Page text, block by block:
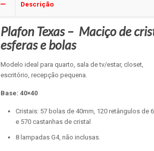
Descrição
Plafon Texas – Maciço de
esferas e bolas
Modelo ideal para quarto, sala de tv/estar, closet,
escritório, recepção pequena.
Base: 40×40
Cristais: 57 bolas de 40mm, 120 retângulos de
e 570 castanhas de cristal
8 lampadas G4, não inclusas.